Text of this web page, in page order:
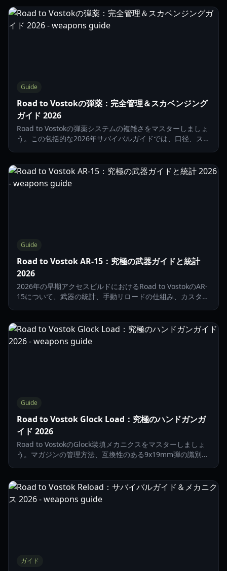
Guide
Road to Vostokの弾薬：完全管理＆スカベンジング
ガイド 2026
Road to Vostokの弾薬システムの複雑さをマスターしましょ
う。この包括的な2026年サバイバルガイドでは、口径、スカ
Guide
Road to Vostok AR-15：究極の武器ガイドと統計
2026
2026年の早期アクセスビルドにおけるRoad to VostokのAR-
15について、武器の統計、手動リロードの仕組み、カスタマ
Guide
Road to Vostok Glock Load：究極のハンドガンガ
イド 2026
Road to VostokのGlock装填メカニクスをマスターしましょ
う。マガジンの管理方法、互換性のある9x19mm弾の識別、
ガイド